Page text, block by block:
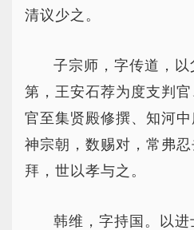
清议少之。
子宗师，字传道，
第，王安石荐为度支判
官至集贤殿修撰、知河
神宗朝，数赐对，常弗
拜，世以孝与之。
韩维，字持国。以